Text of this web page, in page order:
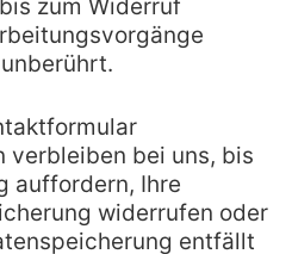
zum Widerruf
verbleiben bei uns, bis
auffordern, Ihre
widerrufen oder
entfällt